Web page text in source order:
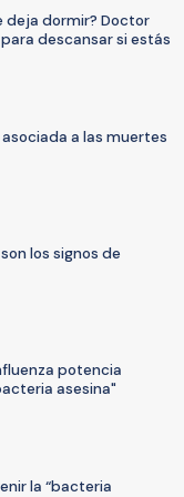
deja dormir? Doctor
descansar si estás
a las muertes
los signos de
potencia
asesina"
la “bacteria